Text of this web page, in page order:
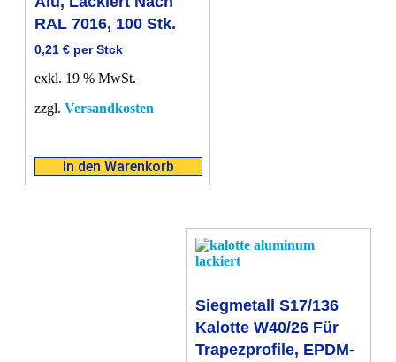
RAL 7016, 100 Stk.
0,21 € per Stck
exkl. 19 % MwSt.
zzgl. Versandkosten
In den Warenkorb
Siegmetall S17/136
Kalotte W40/26 Für
Trapezprofile, EPDM-